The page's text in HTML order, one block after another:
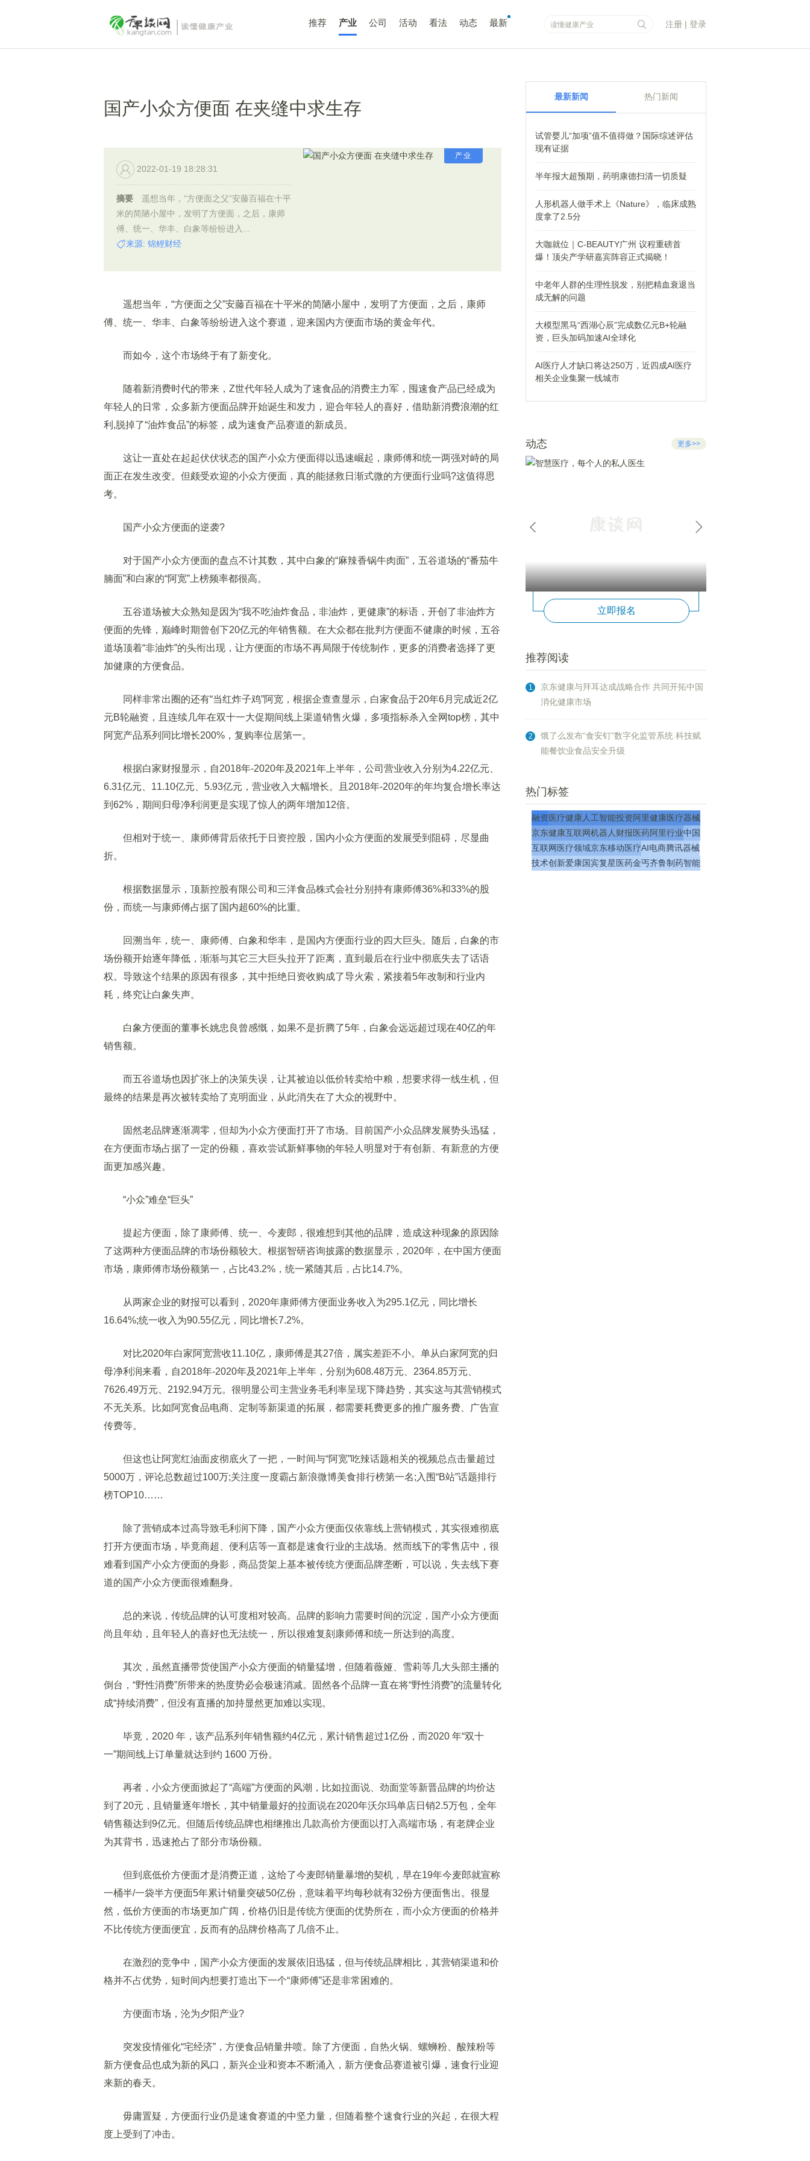
推荐 产业 公司 活动 看法 动态 最新 注册 | 登录
国产小众方便面 在夹缝中求生存
产业
2022-01-19 18:28:31
摘要
遥想当年，“方便面之父”安藤百福在十平
米的简陋小屋中，发明了方便面，之后，康师
傅、统一、华丰、白象等纷纷进入...
来源: 锦鲤财经
遥想当年，“方便面之父”安藤百福在十平米的简陋小屋中，发明了方便面，之后，康师
傅、统一、华丰、白象等纷纷进入这个赛道，迎来国内方便面市场的黄金年代。
而如今，这个市场终于有了新变化。
随着新消费时代的带来，Z世代年轻人成为了速食品的消费主力军，囤速食产品已经成为
年轻人的日常，众多新方便面品牌开始诞生和发力，迎合年轻人的喜好，借助新消费浪潮的红
利,脱掉了“油炸食品”的标签，成为速食产品赛道的新成员。
这让一直处在起起伏伏状态的国产小众方便面得以迅速崛起，康师傅和统一两强对峙的局
面正在发生改变。但颇受欢迎的小众方便面，真的能拯救日渐式微的方便面行业吗?这值得思
考。
国产小众方便面的逆袭?
对于国产小众方便面的盘点不计其数，其中白象的“麻辣香锅牛肉面”，五谷道场的“番茄牛
腩面”和白家的“阿宽”上榜频率都很高。
五谷道场被大众熟知是因为“我不吃油炸食品，非油炸，更健康”的标语，开创了非油炸方
便面的先锋，巅峰时期曾创下20亿元的年销售额。在大众都在批判方便面不健康的时候，五谷
道场顶着“非油炸”的头衔出现，让方便面的市场不再局限于传统制作，更多的消费者选择了更
加健康的方便食品。
同样非常出圈的还有“当红炸子鸡”阿宽，根据企查查显示，白家食品于20年6月完成近2亿
元B轮融资，且连续几年在双十一大促期间线上渠道销售火爆，多项指标杀入全网top榜，其中
阿宽产品系列同比增长200%，复购率位居第一。
根据白家财报显示，自2018年-2020年及2021年上半年，公司营业收入分别为4.22亿元、
6.31亿元、11.10亿元、5.93亿元，营业收入大幅增长。且2018年-2020年的年均复合增长率达
到62%，期间归母净利润更是实现了惊人的两年增加12倍。
但相对于统一、康师傅背后依托于日资控股，国内小众方便面的发展受到阻碍，尽显曲
折。
根据数据显示，顶新控股有限公司和三洋食品株式会社分别持有康师傅36%和33%的股
份，而统一与康师傅占据了国内超60%的比重。
回溯当年，统一、康师傅、白象和华丰，是国内方便面行业的四大巨头。随后，白象的市
场份额开始逐年降低，渐渐与其它三大巨头拉开了距离，直到最后在行业中彻底失去了话语
权。导致这个结果的原因有很多，其中拒绝日资收购成了导火索，紧接着5年改制和行业内
耗，终究让白象失声。
白象方便面的董事长姚忠良曾感慨，如果不是折腾了5年，白象会远远超过现在40亿的年
销售额。
而五谷道场也因扩张上的决策失误，让其被迫以低价转卖给中粮，想要求得一线生机，但
最终的结果是再次被转卖给了克明面业，从此消失在了大众的视野中。
固然老品牌逐渐凋零，但却为小众方便面打开了市场。目前国产小众品牌发展势头迅猛，
在方便面市场占据了一定的份额，喜欢尝试新鲜事物的年轻人明显对于有创新、有新意的方便
面更加感兴趣。
“小众”难垒“巨头”
提起方便面，除了康师傅、统一、今麦郎，很难想到其他的品牌，造成这种现象的原因除
了这两种方便面品牌的市场份额较大。根据智研咨询披露的数据显示，2020年，在中国方便面
市场，康师傅市场份额第一，占比43.2%，统一紧随其后，占比14.7%。
从两家企业的财报可以看到，2020年康师傅方便面业务收入为295.1亿元，同比增长
16.64%;统一收入为90.55亿元，同比增长7.2%。
对比2020年白家阿宽营收11.10亿，康师傅是其27倍，属实差距不小。单从白家阿宽的归
母净利润来看，自2018年-2020年及2021年上半年，分别为608.48万元、2364.85万元、
7626.49万元、2192.94万元。很明显公司主营业务毛利率呈现下降趋势，其实这与其营销模式
不无关系。比如阿宽食品电商、定制等新渠道的拓展，都需要耗费更多的推广服务费、广告宣
传费等。
但这也让阿宽红油面皮彻底火了一把，一时间与“阿宽”吃辣话题相关的视频总点击量超过
5000万，评论总数超过100万;关注度一度霸占新浪微博美食排行榜第一名;入围“B站”话题排行
榜TOP10……
除了营销成本过高导致毛利润下降，国产小众方便面仅依靠线上营销模式，其实很难彻底
打开方便面市场，毕竟商超、便利店等一直都是速食行业的主战场。然而线下的零售店中，很
难看到国产小众方便面的身影，商品货架上基本被传统方便面品牌垄断，可以说，失去线下赛
道的国产小众方便面很难翻身。
总的来说，传统品牌的认可度相对较高。品牌的影响力需要时间的沉淀，国产小众方便面
尚且年幼，且年轻人的喜好也无法统一，所以很难复刻康师傅和统一所达到的高度。
其次，虽然直播带货使国产小众方便面的销量猛增，但随着薇娅、雪莉等几大头部主播的
倒台，“野性消费”所带来的热度势必会极速消减。固然各个品牌一直在将“野性消费”的流量转化
成“持续消费”，但没有直播的加持显然更加难以实现。
毕竟，2020 年，该产品系列年销售额约4亿元，累计销售超过1亿份，而2020 年“双十
一”期间线上订单量就达到约 1600 万份。
再者，小众方便面掀起了“高端”方便面的风潮，比如拉面说、劲面堂等新晋品牌的均价达
到了20元，且销量逐年增长，其中销量最好的拉面说在2020年沃尔玛单店日销2.5万包，全年
销售额达到9亿元。但随后传统品牌也相继推出几款高价方便面以打入高端市场，有老牌企业
为其背书，迅速抢占了部分市场份额。
但到底低价方便面才是消费正道，这给了今麦郎销量暴增的契机，早在19年今麦郎就宣称
一桶半/一袋半方便面5年累计销量突破50亿份，意味着平均每秒就有32份方便面售出。很显
然，低价方便面的市场更加广阔，价格仍旧是传统方便面的优势所在，而小众方便面的价格并
不比传统方便面便宜，反而有的品牌价格高了几倍不止。
在激烈的竞争中，国产小众方便面的发展依旧迅猛，但与传统品牌相比，其营销渠道和价
格并不占优势，短时间内想要打造出下一个“康师傅”还是非常困难的。
方便面市场，沦为夕阳产业?
突发疫情催化“宅经济”，方便食品销量井喷。除了方便面，自热火锅、螺蛳粉、酸辣粉等
新方便食品也成为新的风口，新兴企业和资本不断涌入，新方便食品赛道被引爆，速食行业迎
来新的春天。
毋庸置疑，方便面行业仍是速食赛道的中坚力量，但随着整个速食行业的兴起，在很大程
度上受到了冲击。
最新新闻 热门新闻
试管婴儿“加项”值不值得做？国际综述评估
现有证据
半年报大超预期，药明康德扫清一切质疑
人形机器人做手术上《Nature》，临床成熟
度拿了2.5分
大咖就位｜C-BEAUTY广州 议程重磅首
爆！顶尖产学研嘉宾阵容正式揭晓！
中老年人群的生理性脱发，别把精血衰退当
成无解的问题
大模型黑马“西湖心辰”完成数亿元B+轮融
资，巨头加码加速AI全球化
AI医疗人才缺口将达250万，近四成AI医疗
相关企业集聚一线城市
动态 更多>>
立即报名
推荐阅读
1
京东健康与拜耳达成战略合作 共同开拓中国
消化健康市场
2
饿了么发布“食安钉”数字化监管系统 科技赋
能餐饮业食品安全升级
热门标签
融资医疗健康人工智能投资阿里健康医疗器械
京东健康互联网机器人 财报医药阿里行业中国
互联网医疗领域京东移动医疗AI电商腾讯器械
技术创新爱康国宾复星医药金丐齐鲁制药智能